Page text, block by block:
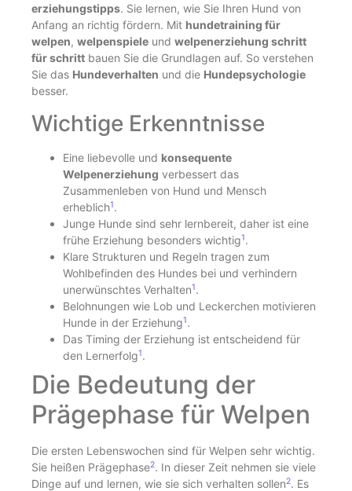
erziehungstipps. Sie lernen, wie Sie Ihren Hund von
Anfang an richtig fördern. Mit hundetraining für
welpen, welpenspiele und welpenerziehung schritt
für schritt bauen Sie die Grundlagen auf. So verstehen
Sie das Hundeverhalten und die Hundepsychologie
besser.
Wichtige Erkenntnisse
Eine liebevolle und konsequente
Welpenerziehung verbessert das
Zusammenleben von Hund und Mensch
erheblich1.
Junge Hunde sind sehr lernbereit, daher ist eine
frühe Erziehung besonders wichtig1.
Klare Strukturen und Regeln tragen zum
Wohlbefinden des Hundes bei und verhindern
unerwünschtes Verhalten1.
Belohnungen wie Lob und Leckerchen motivieren
Hunde in der Erziehung1.
Das Timing der Erziehung ist entscheidend für
den Lernerfolg1.
Die Bedeutung der
Prägephase für Welpen
Die ersten Lebenswochen sind für Welpen sehr wichtig.
Sie heißen Prägephase2. In dieser Zeit nehmen sie viele
Dinge auf und lernen, wie sie sich verhalten sollen2. Es